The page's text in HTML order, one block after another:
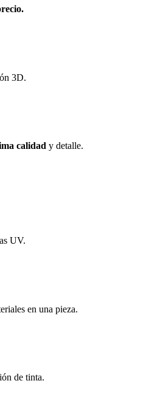
3D.
calidad y detalle.
UV.
en una pieza.
de tinta.